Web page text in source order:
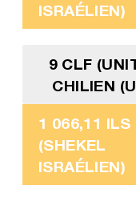
ISRAÉLIEN)
9 CLF
CHILIEN
1 066,11 ILS
(SHEKEL
ISRAÉLIEN)